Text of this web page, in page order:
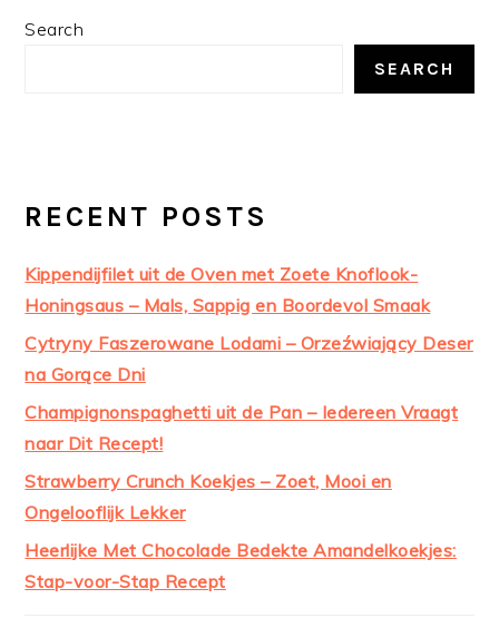
PRIMARY
Search
SEARCH
RECENT POSTS
Kippendijfilet uit de Oven met Zoete Knoflook-
Honingsaus – Mals, Sappig en Boordevol Smaak
Cytryny Faszerowane Lodami – Orzeźwiający Deser
na Gorące Dni
Champignonspaghetti uit de Pan – Iedereen Vraagt
naar Dit Recept!
Strawberry Crunch Koekjes – Zoet, Mooi en
Ongelooflijk Lekker
Heerlijke Met Chocolade Bedekte Amandelkoekjes:
Stap-voor-Stap Recept